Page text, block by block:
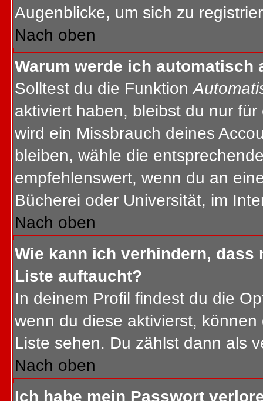
Augenblicke, um sich zu
Nach oben
Warum werde ich automatisch
Solltest du die Funktion
aktiviert haben, bleibst du nur
wird ein Missbrauch deines
bleiben, wähle die
empfehlenswert, wenn du an
Bücherei oder Universität, im
Nach oben
Wie kann ich verhindern, dass
Liste auftaucht?
In deinem Profil findest du die
wenn du diese aktivierst,
Liste sehen. Du zählst dann als
Nach oben
Ich habe mein Passwort